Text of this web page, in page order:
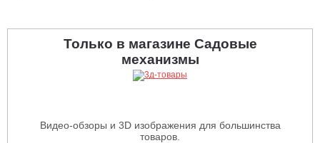
Только в магазине Садовые
механизмы
Видео-обзоры и 3D изображения для большинства
товаров.